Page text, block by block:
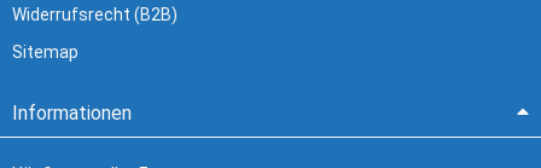
Widerrufsrecht (B2B)
Sitemap
Informationen